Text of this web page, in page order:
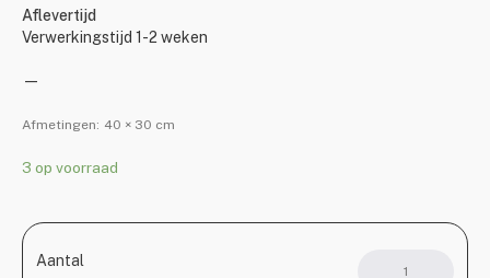
Aflevertijd
Verwerkingstijd 1-2 weken
—
Afmetingen: 40 × 30 cm
3 op voorraad
Aantal